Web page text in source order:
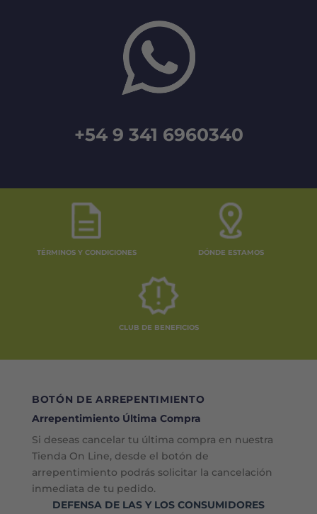
+54 9 341 6960340
TÉRMINOS Y CONDICIONES DÓNDE ESTAMOS
CLUB DE BENEFICIOS
BOTÓN DE ARREPENTIMIENTO
Arrepentimiento Última Compra
Si deseas cancelar tu última compra en nuestra
Tienda On Line, desde el botón de
arrepentimiento podrás solicitar la cancelación
inmediata de tu pedido.
DEFENSA DE LAS Y LOS CONSUMIDORES